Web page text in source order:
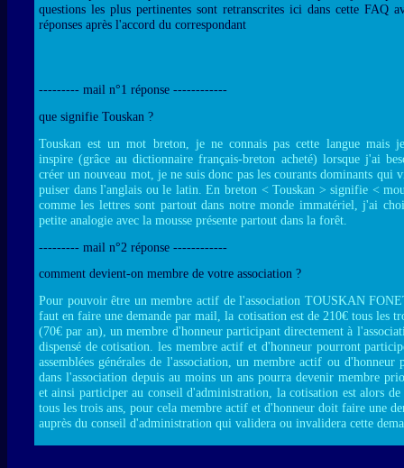
questions les plus pertinentes sont retranscrites ici dans cette FAQ
réponses après l'accord du correspondant
--------- mail n°1 réponse ------------
que signifie Touskan ?
Touskan est un mot breton, je ne connais pas cette langue mais
inspire (grâce au dictionnaire français-breton acheté) lorsque j'ai
créer un nouveau mot, je ne suis donc pas les courants dominants qui
puiser dans l'anglais ou le latin. En breton < Touskan > signifie <
comme les lettres sont partout dans notre monde immatériel, j'ai
petite analogie avec la mousse présente partout dans la forêt.
--------- mail n°2 réponse ------------
comment devient-on membre de votre association ?
Pour pouvoir être un membre actif de l'association TOUSKAN
faut en faire une demande par mail, la cotisation est de 210€ tous les
(70€ par an), un membre d'honneur participant directement à
dispensé de cotisation. les membre actif et d'honneur pourront
assemblées générales de l'association, un membre actif ou d'honneur
dans l'association depuis au moins un ans pourra devenir membre
et ainsi participer au conseil d'administration, la cotisation est alors de
tous les trois ans, pour cela membre actif et d'honneur doit faire une
auprès du conseil d'administration qui validera ou invalidera cette
--------- mail n°3 réponse ------------